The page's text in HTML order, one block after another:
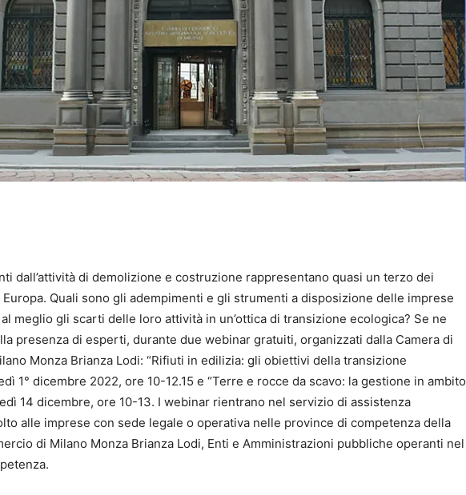
dall’attività di demolizione e costruzione rappresentano quasi un terzo dei
Quali sono gli adempimenti e gli strumenti a disposizione delle imprese
meglio gli scarti delle loro attività in un’ottica di transizione ecologica? Se ne
presenza di esperti, durante due webinar gratuiti, organizzati dalla Camera di
Monza Brianza Lodi: “Rifiuti in edilizia: gli obiettivi della transizione
1° dicembre 2022, ore 10-12.15 e “Terre e rocce da scavo: la gestione in ambito
14 dicembre, ore 10-13. I webinar rientrano nel servizio di assistenza
alle imprese con sede legale o operativa nelle province di competenza della
di Milano Monza Brianza Lodi, Enti e Amministrazioni pubbliche operanti nel